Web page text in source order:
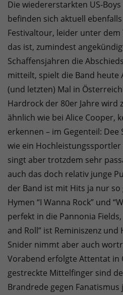
Die wiedererstarkten US-
befinden sich aktuell
Festivaltour, leider unter dem
das ist, zumindest
Schaffensjahren die
mitteilt, spielt die Band heute
(und letzten) Mal in
Hardrock der 80er Jahre wird
ähnlich wie bei Alice Cooper,
erkennen – im Gegenteil:
wie ein
singt aber trotzdem sehr
auch das doch relativ junge
der Band ist mit Hits ja nur so
Hymen “I Wanna Rock” und
perfekt in die Pannonia Fields,
and Roll” ist Reminiszenz
Snider nimmt aber auch
Vorabend erfolgte Attentat in
gestreckte Mittelfinger sind
Brandrede gegen